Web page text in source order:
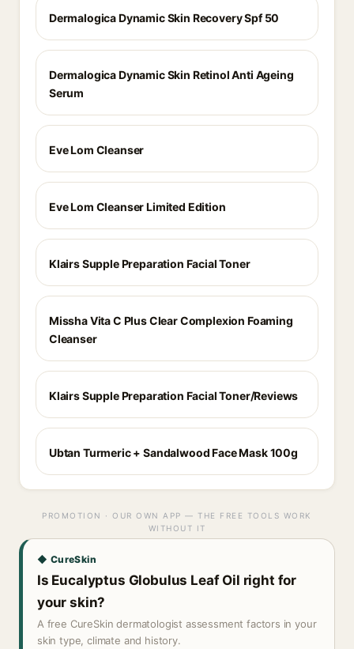
Dermalogica Dynamic Skin Recovery Spf 50
Dermalogica Dynamic Skin Retinol Anti Ageing
Serum
Eve Lom Cleanser
Eve Lom Cleanser Limited Edition
Klairs Supple Preparation Facial Toner
Missha Vita C Plus Clear Complexion Foaming
Cleanser
Klairs Supple Preparation Facial Toner/Reviews
Ubtan Turmeric + Sandalwood Face Mask 100g
PROMOTION · OUR OWN APP — THE FREE TOOLS WORK
WITHOUT IT
◆ CureSkin
Is Eucalyptus Globulus Leaf Oil right for
your skin?
A free CureSkin dermatologist assessment factors in your
skin type, climate and history.